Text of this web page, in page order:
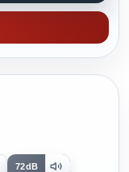
72dB